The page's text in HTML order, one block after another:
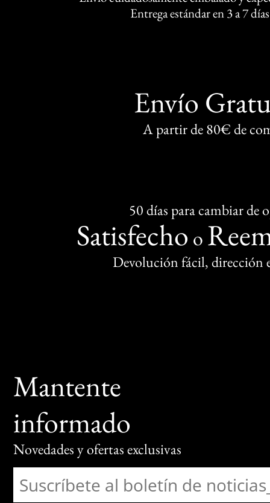
Entrega estándar en 3 a 7
Envío
A partir de 80€ de
50 días para cambiar de
Satisfecho o
Devolución fácil, dirección
Mantente
informado
Novedades y ofertas exclusivas